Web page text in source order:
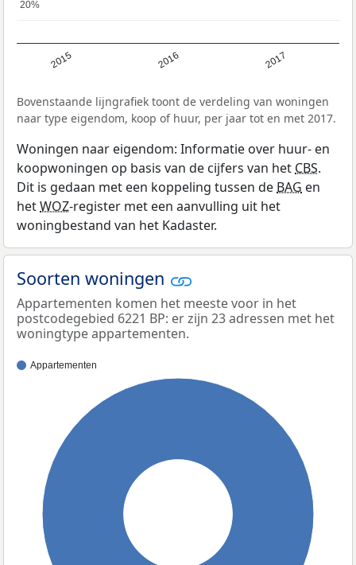
2015 2016 2017
20%
20%
Bovenstaande lijngrafiek toont de verdeling van woningen
naar type eigendom, koop of huur, per jaar tot en met 2017.
Woningen naar eigendom: Informatie over huur- en
koopwoningen op basis van de cijfers van hetCBS.
Dit is gedaan met een koppeling tussen deBAG en
hetWOZ-register met een aanvulling uit het
woningbestand van het Kadaster.
Soorten woningen
Appartementen komen het meeste voor in het
postcodegebied 6221 BP: er zijn 23 adressen met het
woningtype appartementen.
Appartementen